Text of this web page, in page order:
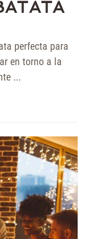
perfecta para
en torno a la
...